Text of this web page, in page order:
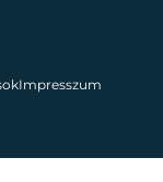
Impresszum